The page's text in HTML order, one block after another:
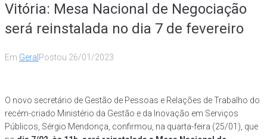
Vitória: Mesa Nacional de Negociação
será reinstalada no dia 7 de fevereiro
Em Geral Postou 26/01/2023
O novo secretário de Gestão de Pessoas e Relações de Trabalho do
recém-criado Ministério da Gestão e da Inovação em Serviços
Públicos, Sérgio Mendonça, confirmou, na quarta-feira (25/01), que